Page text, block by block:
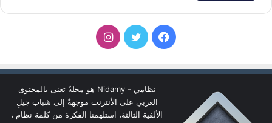
فيسبوكتويتر انستقرام
نظامي - Nidamy هو مجلةٌ تعنى بالمحتوى
العربي على الأنترنت موجهةٌ إلى شباب جيلِ
الألفية الثالثة، استلهمنا الفكرة من كلمة نظام ،